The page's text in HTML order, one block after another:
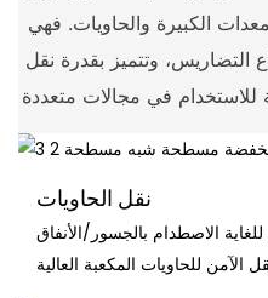
الكبيرة والحاويات. فهي
التضاريس، وتتميز بقدرة نقل
نقل الحاويات
الاصطدام بالجسور/الأنفاق
الآمن للحاويات المكعبة العالية